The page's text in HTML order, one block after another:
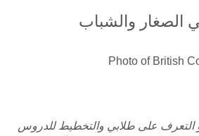
الصغار والشباب
على طلابي والتخطيط للدروس